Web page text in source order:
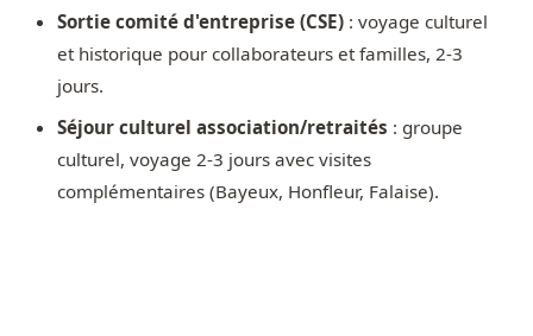
Sortie comité d'entreprise (CSE) : voyage culturel
et historique pour collaborateurs et familles, 2-3
jours.
Séjour culturel association/retraités : groupe
culturel, voyage 2-3 jours avec visites
complémentaires (Bayeux, Honfleur, Falaise).